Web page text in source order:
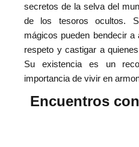
secretos de la selva del
de los tesoros ocultos.
mágicos pueden bendecir
respeto y castigar a
Su existencia es un
importancia de vivir en
Encuentros